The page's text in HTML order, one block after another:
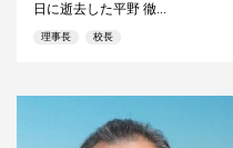
日に逝去した平野 徹...
理事長 校長